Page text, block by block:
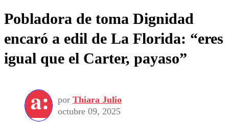
Pobladora de toma Dignidad
encaró a edil de La Florida: “eres
igual que el Carter, payaso”
por Thiara Julio
octubre 09, 2025